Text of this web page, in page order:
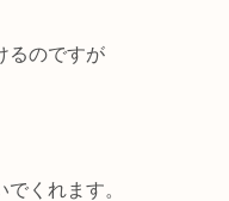
るのですが
くれます。